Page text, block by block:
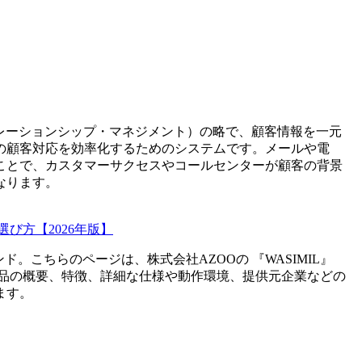
ーションシップ・マネジメント）の略で、顧客情報を一元
客対応を効率化するためのシステムです。メールや電
で、カスタマーサクセスやコールセンターが顧客の背景
ます。
方【2026年版】
。こちらのページは、 株式会社AZOOの 『WASIMIL 』
の概要、特徴、詳細な仕様や動作環境、提供元企業などの
。